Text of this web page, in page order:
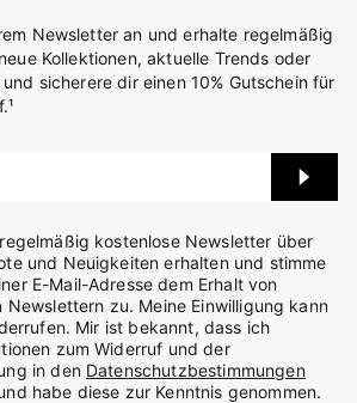
Newsletter an und erhalte regelmäßig
Kollektionen, aktuelle Trends oder
sicherere dir einen 10% Gutschein für
kostenlose Newsletter über
und Neuigkeiten erhalten und stimme
E-Mail-Adresse dem Erhalt von
Newslettern zu. Meine Einwilligung kann
Mir ist bekannt, dass ich
zum Widerruf und der
in den Datenschutzbestimmungen
habe diese zur Kenntnis genommen.